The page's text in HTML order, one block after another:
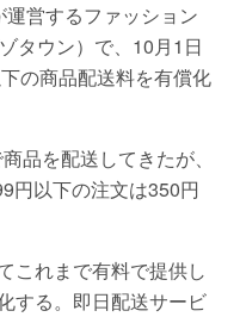
営するファッション
タウン）で、10月1日
の商品配送料を有償化
品を配送してきたが、
円以下の注文は350円
これまで有料で提供し
する。即日配送サービ